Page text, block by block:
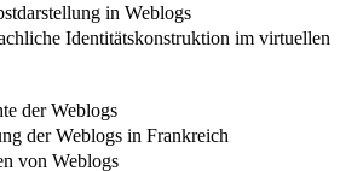
in Weblogs
Identitätskonstruktion im virtuellen
der Weblogs
der Weblogs in Frankreich
von Weblogs